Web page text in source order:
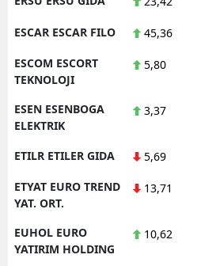
ESCAR ESCAR FILO 45,36
ESCOM ESCORT
TEKNOLOJI
5,80
ESEN ESENBOGA
ELEKTRIK
3,37
ETILR ETILER GIDA 5,69
ETYAT EURO TREND
YAT. ORT.
13,71
EUHOL EURO
YATIRIM HOLDING
10,62